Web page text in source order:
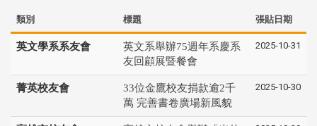
類別 標題 張貼日期
英文學系系友會
英文系舉辦75週年系慶系
友回顧展暨餐會
2025-10-31
菁英校友會
33位金鷹校友捐款逾2千
萬 完善書卷廣場新風貌
2025-10-30